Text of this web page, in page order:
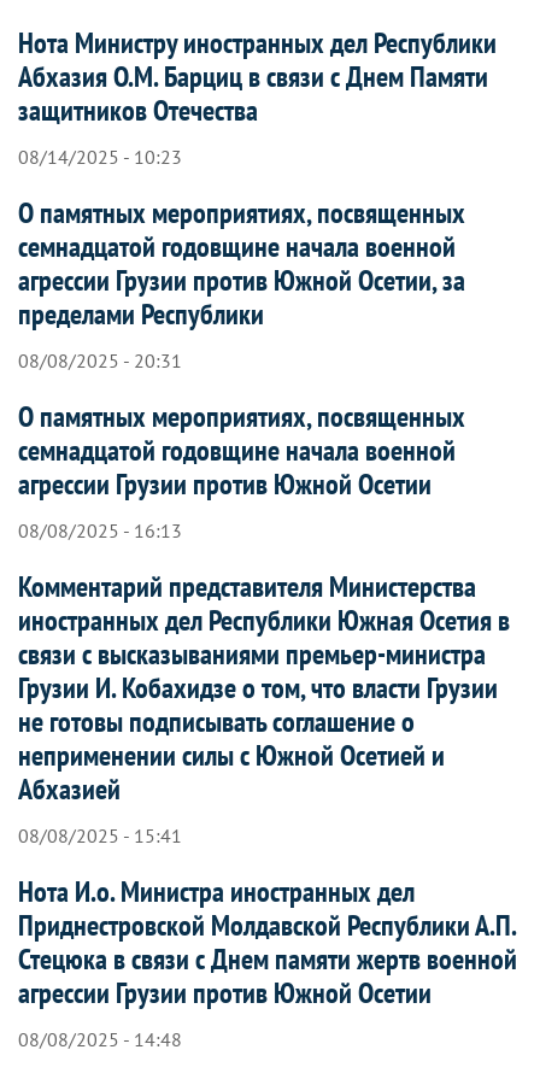
Нота Министру иностранных дел Республики
Абхазия О.М. Барциц в связи с Днем Памяти
защитников Отечества
08/14/2025 - 10:23
О памятных мероприятиях, посвященных
семнадцатой годовщине начала военной
агрессии Грузии против Южной Осетии, за
пределами Республики
08/08/2025 - 20:31
О памятных мероприятиях, посвященных
семнадцатой годовщине начала военной
агрессии Грузии против Южной Осетии
08/08/2025 - 16:13
Комментарий представителя Министерства
иностранных дел Республики Южная Осетия в
связи с высказываниями премьер-министра
Грузии И. Кобахидзе о том, что власти Грузии
не готовы подписывать соглашение о
неприменении силы с Южной Осетией и
Абхазией
08/08/2025 - 15:41
Нота И.о. Министра иностранных дел
Приднестровской Молдавской Республики А.П.
Стецюка в связи с Днем памяти жертв военной
агрессии Грузии против Южной Осетии
08/08/2025 - 14:48